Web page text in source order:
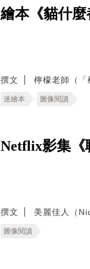
繪本《貓什
撰文 檸檬老師（「
迷繪本 圖像閱讀
Netflix影集《
撰文 美麗佳人（Nic
圖像閱讀